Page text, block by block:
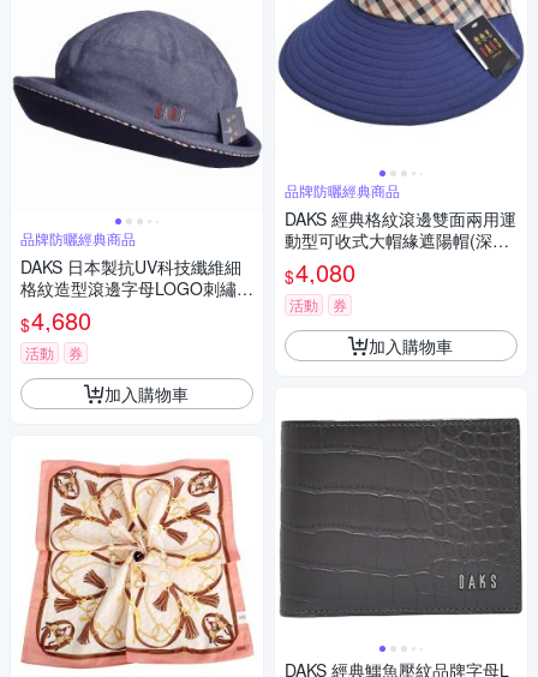
品牌防曬經典商品
DAKS 日本製抗UV科技纖維細
格紋造型滾邊字母LOGO刺繡造
型帽(單寧藍色)
$4,680
活動 券
加入購物車
品牌防曬經典商品
DAKS 經典格紋滾邊雙面兩用運
動型可收式大帽緣遮陽帽(深藍
色系)
$4,080
活動 券
加入購物車
DAKS 經典鱷魚壓紋品牌字母L